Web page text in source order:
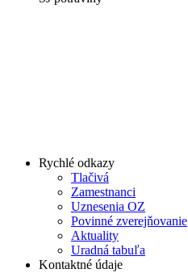
Rychlé odkazy
Tlačivá
Zamestnanci
Uznesenia OZ
Povinné zverejňovanie
Aktuality
Uradná tabuľa
Kontaktné údaje